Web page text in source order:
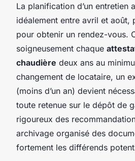
La planification d’un entretien
idéalement entre avril et août,
pour obtenir un rendez-vous.
soigneusement chaque
chaudière deux ans au
changement de locataire, un
(moins d’un an) devient
toute retenue sur le dépôt de
rigoureux des
archivage organisé des
fortement les différends